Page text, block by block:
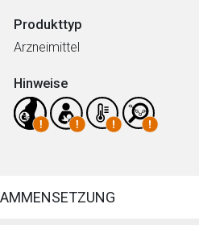
Produkttyp
Arzneimittel
Hinweise